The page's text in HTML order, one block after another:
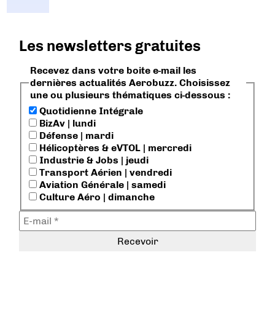
Les newsletters gratuites
Recevez dans votre boite e-mail les
dernières actualités Aerobuzz. Choisissez
une ou plusieurs thématiques ci-dessous :
Quotidienne Intégrale
BizAv | lundi
Défense | mardi
Hélicoptères & eVTOL | mercredi
Industrie & Jobs | jeudi
Transport Aérien | vendredi
Aviation Générale | samedi
Culture Aéro | dimanche